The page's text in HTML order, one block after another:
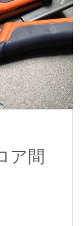
ア間